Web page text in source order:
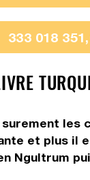
333 018
et plus il
Ngultrum